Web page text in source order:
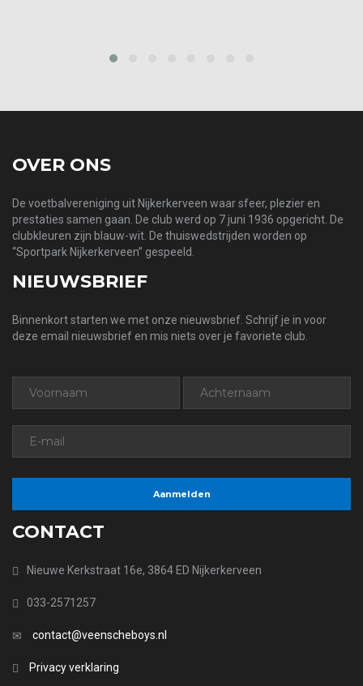
OVER ONS
De voetbalvereniging uit Nijkerkerveen waar sfeer, plezier en
prestaties samen gaan. De club werd op 7 juni 1936 opgericht. De
clubkleuren zijn blauw-wit. De thuiswedstrijden worden op
“Sportpark Nijkerkerveen” gespeeld.
NIEUWSBRIEF
Binnenkort starten we met onze nieuwsbrief. Schrijf je in voor
deze email nieuwsbrief en mis niets over je favoriete club.
CONTACT
Nieuwe Kerkstraat 16e, 3864 ED Nijkerkerveen
033-2571257
contact@veenscheboys.nl
Privacy verklaring